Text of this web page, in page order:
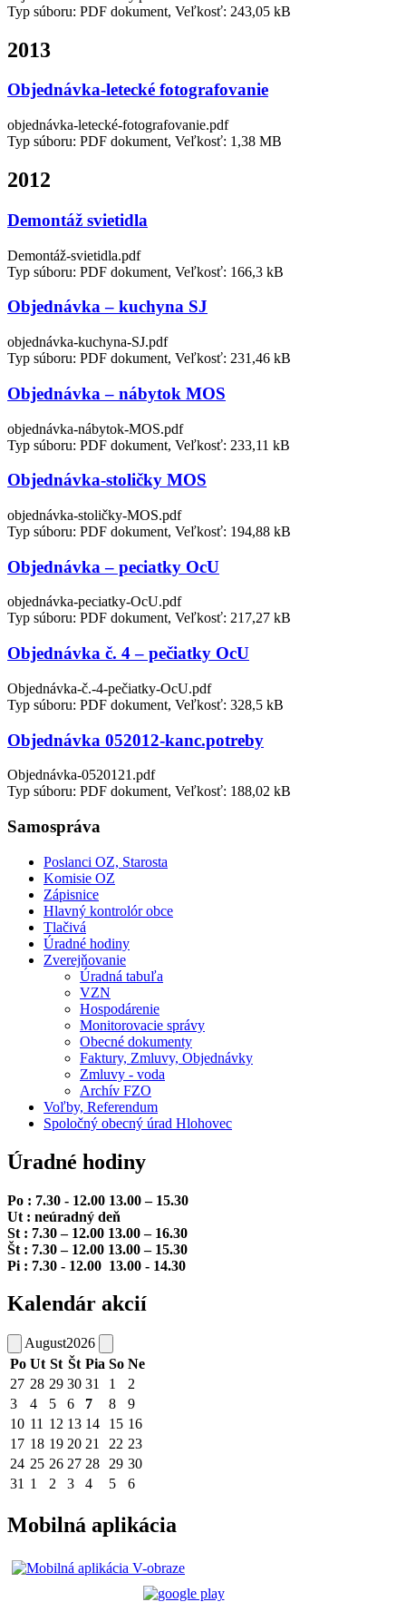
Typ súboru: PDF dokument, Veľkosť: 243,05 kB
2013
Objednávka-letecké fotografovanie
objednávka-letecké-fotografovanie.pdf
Typ súboru: PDF dokument, Veľkosť: 1,38 MB
2012
Demontáž svietidla
Demontáž-svietidla.pdf
Typ súboru: PDF dokument, Veľkosť: 166,3 kB
Objednávka – kuchyna SJ
objednávka-kuchyna-SJ.pdf
Typ súboru: PDF dokument, Veľkosť: 231,46 kB
Objednávka – nábytok MOS
objednávka-nábytok-MOS.pdf
Typ súboru: PDF dokument, Veľkosť: 233,11 kB
Objednávka-stoličky MOS
objednávka-stoličky-MOS.pdf
Typ súboru: PDF dokument, Veľkosť: 194,88 kB
Objednávka – peciatky OcU
objednávka-peciatky-OcU.pdf
Typ súboru: PDF dokument, Veľkosť: 217,27 kB
Objednávka č. 4 – pečiatky OcU
Objednávka-č.-4-pečiatky-OcU.pdf
Typ súboru: PDF dokument, Veľkosť: 328,5 kB
Objednávka 052012-kanc.potreby
Objednávka-0520121.pdf
Typ súboru: PDF dokument, Veľkosť: 188,02 kB
Samospráva
Poslanci OZ, Starosta
Komisie OZ
Zápisnice
Hlavný kontrolór obce
Tlačivá
Úradné hodiny
Zverejňovanie
Úradná tabuľa
VZN
Hospodárenie
Monitorovacie správy
Obecné dokumenty
Faktury, Zmluvy, Objednávky
Zmluvy - voda
Archív FZO
Voľby, Referendum
Spoločný obecný úrad Hlohovec
Úradné hodiny
Po : 7.30 - 12.00 13.00 – 15.30
Ut : neúradný deň
St : 7.30 – 12.00 13.00 – 16.30
Št : 7.30 – 12.00 13.00 – 15.30
Pi : 7.30 - 12.00 13.00 - 14.30
Kalendár akcií
August2026
Po Ut St Št Pia So Ne
27 28 29 30 31 1
2
3
4 5 6 7 8
9
10 11 12 13 14 15 16
17 18 19 20 21 22 23
24 25 26 27 28 29 30
31 1 2 3 4 5 6
Mobilná aplikácia